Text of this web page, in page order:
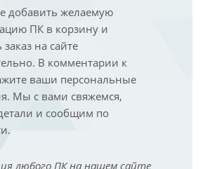
добавить желаемую
ПК в корзину и
на сайте
В комментарии к
ваши персональные
Мы с вами свяжемся,
и сообщим по
любого ПК на нашем сайте